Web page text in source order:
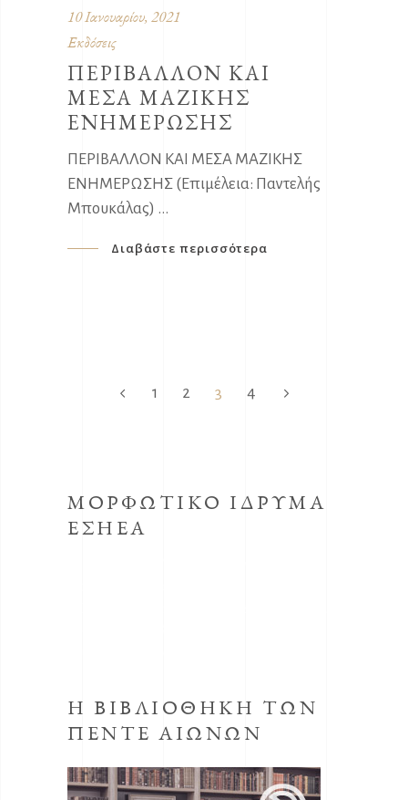
10 Ιανουαρίου, 2021
Εκδόσεις
ΠΕΡΙΒΑΛΛΟΝ ΚΑΙ
ΜΕΣΑ ΜΑΖΙΚΗΣ
ΕΝΗΜΕΡΩΣΗΣ
ΠΕΡΙΒΑΛΛΟΝ ΚΑΙ ΜΕΣΑ ΜΑΖΙΚΗΣ
ΕΝΗΜΕΡΩΣΗΣ (Επιμέλεια: Παντελής
Μπουκάλας)
Διαβάστε περισσότερα
1 2 3 4
ΜΟΡΦΩΤΙΚΟ ΙΔΡΥΜΑ
ΕΣΗΕΑ
Η ΒΙΒΛΙΟΘΗΚΗ ΤΩΝ
ΠΕΝΤΕ ΑΙΩΝΩΝ